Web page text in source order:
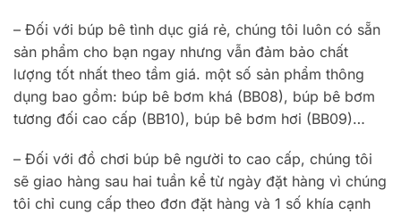
– Đối với búp bê tình dục giá rẻ, chúng tôi luôn có sẵn
sản phẩm cho bạn ngay nhưng vẫn đảm bảo chất
lượng tốt nhất theo tầm giá. một số sản phẩm thông
dụng bao gồm: búp bê bơm khá (BB08), búp bê bơm
tương đối cao cấp (BB10), búp bê bơm hơi (BB09)…
– Đối với đồ chơi búp bê người to cao cấp, chúng tôi
sẽ giao hàng sau hai tuần kể từ ngày đặt hàng vì chúng
tôi chỉ cung cấp theo đơn đặt hàng và 1 số khía cạnh